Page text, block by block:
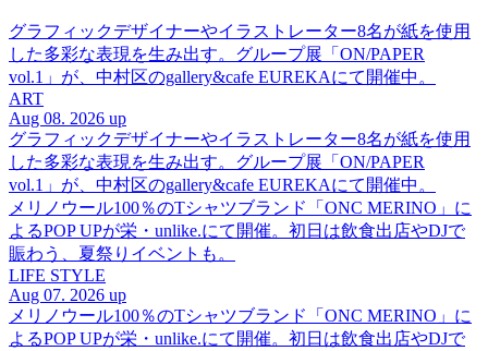
グラフィックデザイナーやイラストレーター8名が紙を使用
した多彩な表現を生み出す。グループ展「ON/PAPER
vol.1」が、中村区のgallery&cafe EUREKAにて開催中。
ART
Aug 08. 2026 up
グラフィックデザイナーやイラストレーター8名が紙を使用
した多彩な表現を生み出す。グループ展「ON/PAPER
vol.1」が、中村区のgallery&cafe EUREKAにて開催中。
メリノウール100％のTシャツブランド「ONC MERINO」に
よるPOP UPが栄・unlike.にて開催。初日は飲食出店やDJで
賑わう、夏祭りイベントも。
LIFE STYLE
Aug 07. 2026 up
メリノウール100％のTシャツブランド「ONC MERINO」に
よるPOP UPが栄・unlike.にて開催。初日は飲食出店やDJで